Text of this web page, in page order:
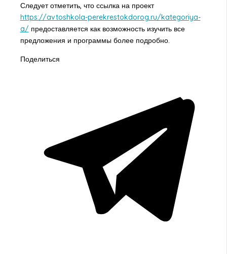
Следует отметить, что ссылка на проект
https://avtoshkola-perekrestokdorog.ru/kategoriya-
a/предоставляется как возможность изучить все
предложения и программы более подробно.
Поделиться